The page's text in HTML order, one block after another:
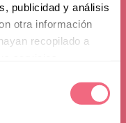
publicidad y análisis
otra información
recopilado a